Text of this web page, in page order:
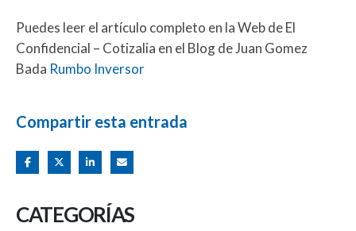
Puedes leer el artículo completo en la Web de El
Confidencial – Cotizalia en el Blog de Juan Gomez
Bada Rumbo Inversor
Compartir esta entrada
CATEGORÍAS